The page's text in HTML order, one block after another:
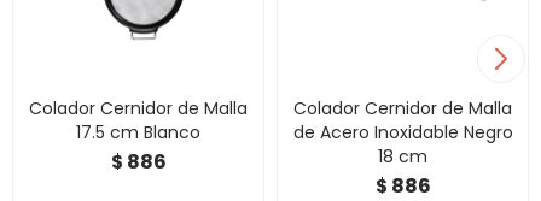
Colador Cernidor de Malla
17.5 cm Blanco
$ 886
Colador Cernidor de Malla
de Acero Inoxidable Negro
18 cm
$ 886